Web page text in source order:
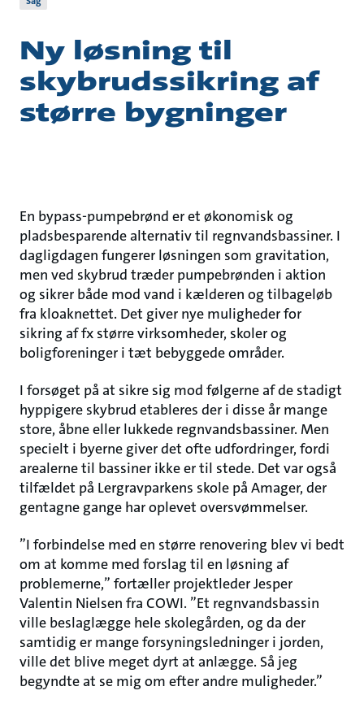
Ny løsning til
skybrudssikring af
større bygninger
En bypass-pumpebrønd er et økonomisk og
pladsbesparende alternativ til regnvandsbassiner. I
dagligdagen fungerer løsningen som gravitation,
men ved skybrud træder pumpebrønden i aktion
og sikrer både mod vand i kælderen og tilbageløb
fra kloaknettet. Det giver nye muligheder for
sikring af fx større virksomheder, skoler og
boligforeninger i tæt bebyggede områder.
I forsøget på at sikre sig mod følgerne af de stadigt
hyppigere skybrud etableres der i disse år mange
store, åbne eller lukkede regnvandsbassiner. Men
specielt i byerne giver det ofte udfordringer, fordi
arealerne til bassiner ikke er til stede. Det var også
tilfældet på Lergravparkens skole på Amager, der
gentagne gange har oplevet oversvømmelser.
”I forbindelse med en større renovering blev vi bedt
om at komme med forslag til en løsning af
problemerne,” fortæller projektleder Jesper
Valentin Nielsen fra COWI. ”Et regnvandsbassin
ville beslaglægge hele skolegården, og da der
samtidig er mange forsyningsledninger i jorden,
ville det blive meget dyrt at anlægge. Så jeg
begyndte at se mig om efter andre muligheder.”